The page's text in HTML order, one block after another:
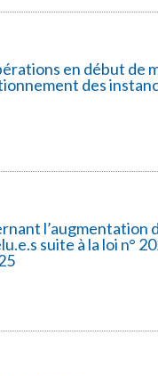
en début de
des
l’augmentation
suite à la loi n°